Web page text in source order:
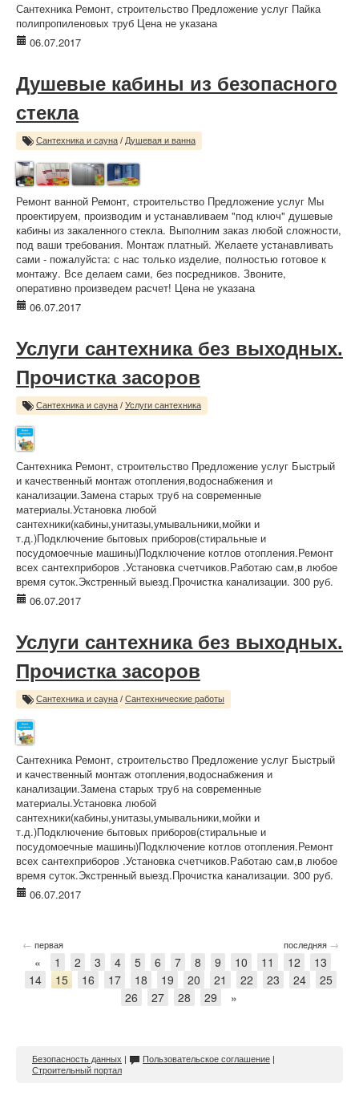
Сантехника Ремонт, строительство Предложение услуг Пайка
полипропиленовых труб Цена не указана
06.07.2017
Душевые кабины из безопасного
стекла
Сантехника и сауна / Душевая и ванна
Ремонт ванной Ремонт, строительство Предложение услуг Мы
проектируем, производим и устанавливаем "под ключ" душевые
кабины из закаленного стекла. Выполним заказ любой сложности,
под ваши требования. Монтаж платный. Желаете устанавливать
сами - пожалуйста: с нас только изделие, полностью готовое к
монтажу. Все делаем сами, без посредников. Звоните,
оперативно произведем расчет! Цена не указана
06.07.2017
Услуги сантехника без выходных.
Прочистка засоров
Сантехника и сауна / Услуги сантехника
Сантехника Ремонт, строительство Предложение услуг Быстрый
и качественный монтаж отопления,водоснабжения и
канализации.Замена старых труб на современные
материалы.Установка любой
сантехники(кабины,унитазы,умывальники,мойки и
т.д.)Подключение бытовых приборов(стиральные и
посудомоечные машины)Подключение котлов отопления.Ремонт
всех сантехприборов .Установка счетчиков.Работаю сам,в любое
время суток.Экстренный выезд.Прочистка канализации. 300 руб.
06.07.2017
Услуги сантехника без выходных.
Прочистка засоров
Сантехника и сауна / Сантехнические работы
Сантехника Ремонт, строительство Предложение услуг Быстрый
и качественный монтаж отопления,водоснабжения и
канализации.Замена старых труб на современные
материалы.Установка любой
сантехники(кабины,унитазы,умывальники,мойки и
т.д.)Подключение бытовых приборов(стиральные и
посудомоечные машины)Подключение котлов отопления.Ремонт
всех сантехприборов .Установка счетчиков.Работаю сам,в любое
время суток.Экстренный выезд.Прочистка канализации. 300 руб.
06.07.2017
← первая последняя →
« 1 2 3 4 5 6 7 8 9 10 11 12
13
14
15 16 17 18 19 20 21 22 23 24
25
26
27 28 29 »
Безопасность данных | Пользовательское соглашение |
Строительный портал